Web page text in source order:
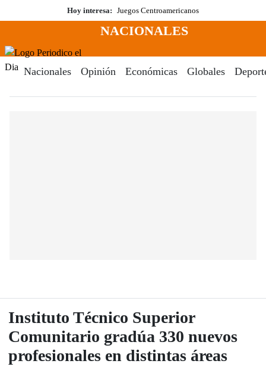
al
Hoy interesa: Juegos Centroamericanos
Menú
NACIONALES
Nacionales Opinión Económicas Globales
Instituto Técnico Superior
Comunitario gradúa 330 nuevos
profesionales en distintas áreas